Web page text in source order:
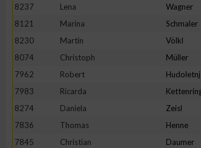
8237
Lena Wagner
8121
Marina Schmaler
8230
Martin Völkl
8074
Christoph Müller
7962
Robert
7983
Ricarda
8274
Daniela Zeisl
7836
Thomas Henne
7845
Christian Daumer
Erstellung von Profilen zur Personalisierung
Verwendung von Profilen zur Auswahl